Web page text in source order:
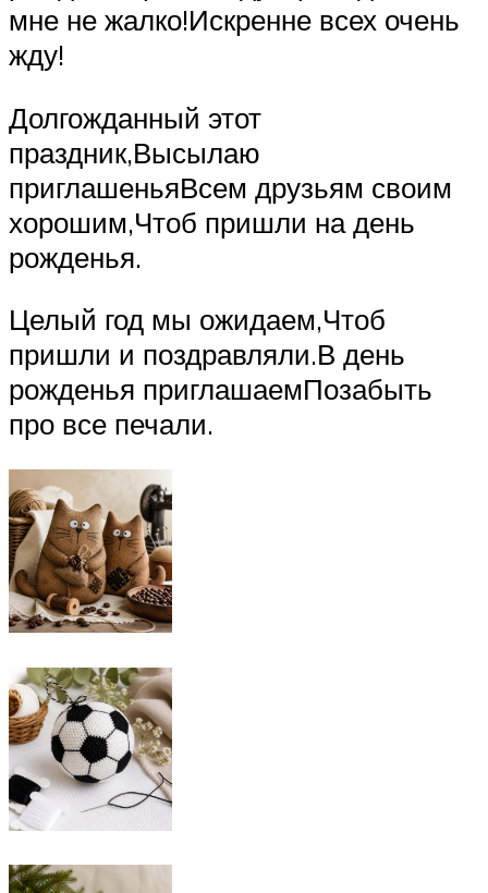
мне не жалко!Искренне всех очень
жду!
Долгожданный этот
праздник,Высылаю
приглашеньяВсем друзьям своим
хорошим,Чтоб пришли на день
рожденья.
Целый год мы ожидаем,Чтоб
пришли и поздравляли.В день
рожденья приглашаемПозабыть
про все печали.